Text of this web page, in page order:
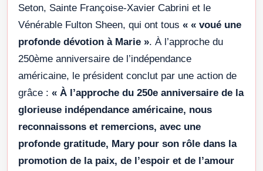
Seton, Sainte Françoise-Xavier Cabrini et le
Vénérable Fulton Sheen, qui ont tous « « voué une
profonde dévotion à Marie ». À l’approche du
250ème anniversaire de l’indépendance
américaine, le président conclut par une action de
grâce : « À l’approche du 250e anniversaire de la
glorieuse indépendance américaine, nous
reconnaissons et remercions, avec une
profonde gratitude, Mary pour son rôle dans la
promotion de la paix, de l’espoir et de l’amour